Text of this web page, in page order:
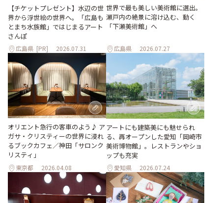
【チケットプレゼント】水辺の世
界から浮世絵の世界へ。「広島も
とまち水族館」ではじまるアート
さんぽ
広島県 [PR] 2026.07.31
世界で最も美しい美術館に選出。
瀬戸内の絶景に溶け込む、動く
「下瀬美術館」へ
広島県 2026.07.27
オリエント急行の客車のよう♪ ア
ガサ・クリスティーの世界に浸れ
るブックカフェ／神田「サロンク
リスティ」
東京都 2026.04.08
アートにも建築美にも魅せられ
る、再オープンした愛知「岡崎市
美術博物館」。レストランやショ
ップも充実
愛知県 2026.07.24